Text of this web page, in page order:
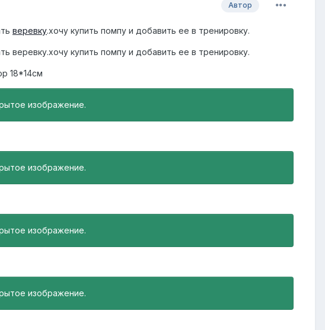
Автор
веревку.хочу купить помпу и добавить ее в тренировку.
веревку.хочу купить помпу и добавить ее в тренировку.
18*14см
изображение.
изображение.
изображение.
изображение.